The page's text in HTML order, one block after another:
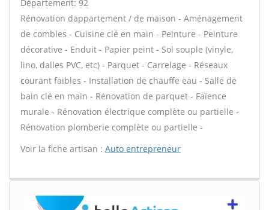
Département: 92
Rénovation dappartement / de maison - Aménagement
de combles - Cuisine clé en main - Peinture - Peinture
décorative - Enduit - Papier peint - Sol souple (vinyle,
lino, dalles PVC, etc) - Parquet - Carrelage - Réseaux
courant faibles - Installation de chauffe eau - Salle de
bain clé en main - Rénovation de parquet - Faïence
murale - Rénovation électrique complète ou partielle -
Rénovation plomberie complète ou partielle -
Voir la fiche artisan : Auto entrepreneur